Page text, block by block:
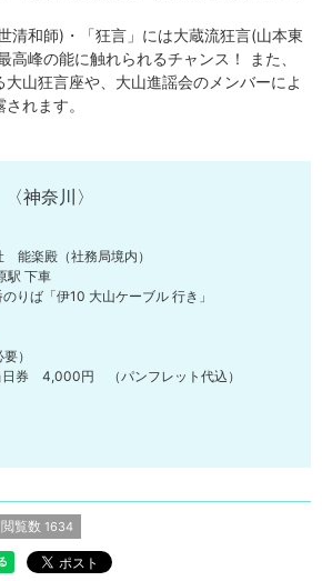
清和師)・「狂言」には大蔵流狂言(山本東
高峰の能に触れられるチャンス！ また、
山狂言座や、大山進謡会のメンバーによ
れます。
神奈川〉
能楽殿（社務局境内）
駅 下車
りば「伊10 大山ケーブル 行き」
）
4,000円 （パンフレット代込）
閲覧数 1634